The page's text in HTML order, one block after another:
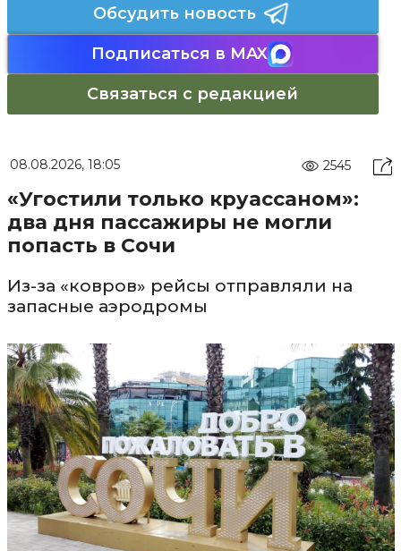
Обсудить новость
Подписаться в MAX
Связаться с редакцией
08.08.2026, 18:05 2545
«Угостили только круассаном»:
два дня пассажиры не могли
попасть в Сочи
Из-за «ковров» рейсы отправляли на
запасные аэродромы